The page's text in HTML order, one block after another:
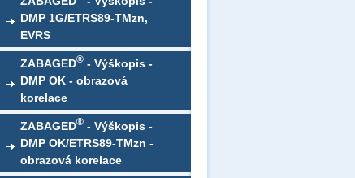
DMP 1G/ETRS89-TMzn,
EVRS
ZABAGED® - Výškopis -
DMP OK - obrazová
korelace
ZABAGED® - Výškopis -
DMP OK/ETRS89-TMzn -
obrazová korelace